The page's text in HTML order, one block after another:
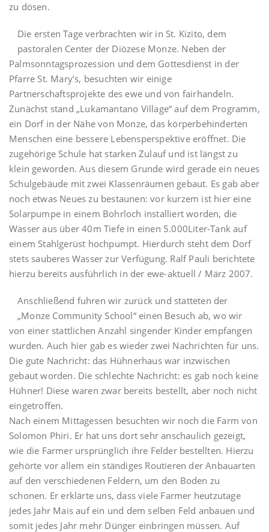
zu dösen.
Die ersten Tage verbrachten wir in St. Kizito, dem
pastoralen Center der Diözese Monze. Neben der
Palmsonntagsprozession und dem Gottesdienst in der
Pfarre St. Mary’s, besuchten wir einige
Partnerschaftsprojekte des ewe und von fairhandeln.
Zunächst stand „Lukamantano Village“ auf dem Programm,
ein Dorf in der Nähe von Monze, das körperbehinderten
Menschen eine bessere Lebensperspektive eröffnet. Die
zugehörige Schule hat starken Zulauf und ist längst zu
klein geworden. Aus diesem Grunde wird gerade ein neues
Schulgebäude mit zwei Klassenräumen gebaut. Es gab aber
noch etwas Neues zu bestaunen: vor kurzem ist hier eine
Solarpumpe in einem Bohrloch installiert worden, die
Wasser aus über 40m Tiefe in einen 5.000Liter-Tank auf
einem Stahlgerüst hochpumpt. Hierdurch steht dem Dorf
stets sauberes Wasser zur Verfügung. Ralf Pauli berichtete
hierzu bereits ausführlich in der ewe-aktuell / März 2007.
Anschließend fuhren wir zurück und statteten der
„Monze Community School“ einen Besuch ab, wo wir
von einer stattlichen Anzahl singender Kinder empfangen
wurden. Auch hier gab es wieder zwei Nachrichten für uns.
Die gute Nachricht: das Hühnerhaus war inzwischen
gebaut worden. Die schlechte Nachricht: es gab noch keine
Hühner! Diese waren zwar bereits bestellt, aber noch nicht
eingetroffen.
Nach einem Mittagessen besuchten wir noch die Farm von
Solomon Phiri. Er hat uns dort sehr anschaulich gezeigt,
wie die Farmer ursprünglich ihre Felder bestellten. Hierzu
gehörte vor allem ein ständiges Routieren der Anbauarten
auf den verschiedenen Feldern, um den Boden zu
schonen. Er erklärte uns, dass viele Farmer heutzutage
jedes Jahr Mais auf ein und dem selben Feld anbauen und
somit jedes Jahr mehr Dünger einbringen müssen. Auf